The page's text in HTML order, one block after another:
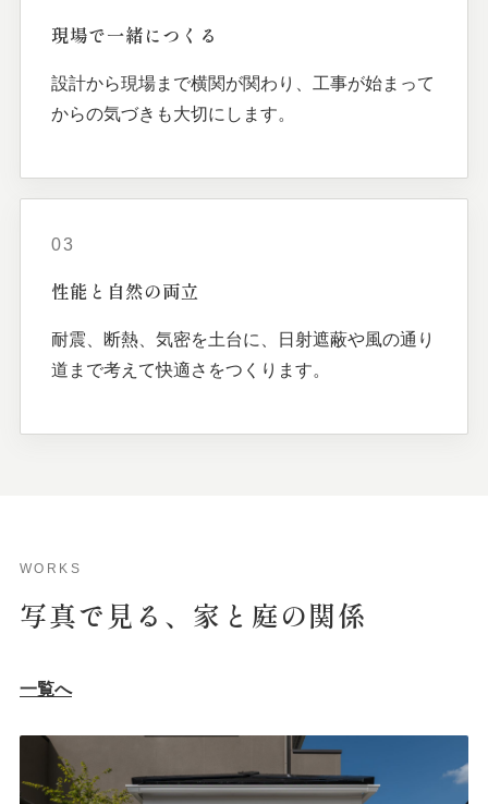
現場で一緒につくる
設計から現場まで横関が関わり、工事が始まって
からの気づきも大切にします。
03
性能と 自然の両立
耐震、断熱、気密を土台に、日射遮蔽や風の通り
道まで考えて快適さをつくります。
WORKS
写真で 見る、 家と 庭の関係
一覧へ